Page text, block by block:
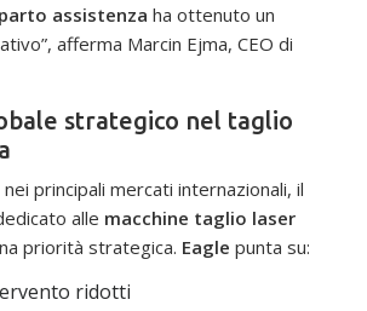
assistenza ha ottenuto un
afferma Marcin Ejma, CEO di
strategico nel taglio
nei principali mercati internazionali, il
alle macchine taglio laser
priorità strategica. Eagle punta su:
ridotti